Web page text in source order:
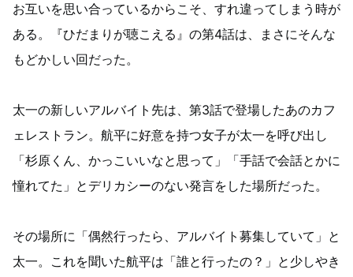
お互いを思い合っているからこそ、すれ違ってしまう時が
ある。『ひだまりが聴こえる』の第4話は、まさにそんな
もどかしい回だった。
太一の新しいアルバイト先は、第3話で登場したあのカフ
ェレストラン。航平に好意を持つ女子が太一を呼び出し
「杉原くん、かっこいいなと思って」「手話で会話とかに
憧れてた」とデリカシーのない発言をした場所だった。
その場所に「偶然行ったら、アルバイト募集していて」と
太一。これを聞いた航平は「誰と行ったの？」と少しやき